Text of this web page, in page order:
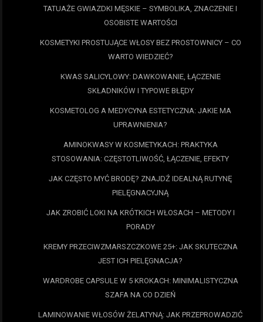
TATUAŻE GWIAZDKI MĘSKIE – SYMBOLIKA, ZNACZENIE I
OSOBISTE WARTOŚCI
KOSMETYKI PROSTUJĄCE WŁOSY BEZ PROSTOWNICY – CO
WARTO WIEDZIEĆ?
KWAS SALICYLOWY: DAWKOWANIE, ŁĄCZENIE
SKŁADNIKÓW I TYPOWE BŁĘDY
KOSMETOLOG A MEDYCYNA ESTETYCZNA: JAKIE MA
UPRAWNIENIA?
AMINOKWASY W KOSMETYKACH: PRAKTYKA
STOSOWANIA: CZĘSTOTLIWOŚĆ, ŁĄCZENIE, EFEKTY
JAK CZĘSTO MYĆ BRODĘ? ZNAJDŹ IDEALNĄ RUTYNĘ
PIELĘGNACYJNĄ
JAK ZROBIĆ LOKI NA KRÓTKICH WŁOSACH – METODY I
PORADY
KREMY PRZECIWZMARSZCZKOWE 25+: JAK SKUTECZNA
JEST ICH PIELĘGNACJA?
WARDROBE CAPSULE W 5 KROKACH: MINIMALISTYCZNA
SZAFA NA CO DZIEŃ
LAMINOWANIE WŁOSÓW ŻELATYNĄ: JAK PRZEPROWADZIĆ